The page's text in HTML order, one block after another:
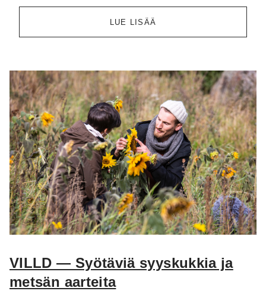
LUE LISÄÄ
VILLD — Syötäviä syyskukkia ja
metsän aarteita